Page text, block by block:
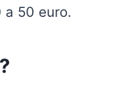
a 50 euro.